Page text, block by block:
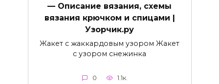
— Описание вязания, схемы
вязания крючком и спицами |
Узорчик.ру
Жакет с жаккардовым узором Жакет
с узором снежинка
0 1.1к.